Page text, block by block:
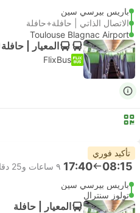
باريس بيرسي سين
الاتصال الذاتي | حافلة+حافلة
Toulouse Blagnac Airport
المعيار | حافلة
FlixBus
تأكيد فوري
08:15
17:40 ٩ ساعات و‫25 دقائق
باريس بيرسي سين
تولوز سنترال
المعيار | حافلة